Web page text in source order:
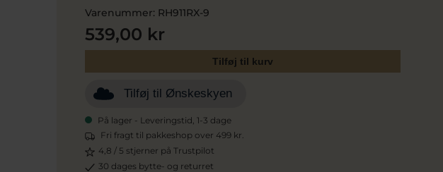
Varenummer: RH911RX-9
539,00 kr
Tilføj til kurv
Tilføj til Ønskeskyen
På lager - Leveringstid, 1-3 dage
Fri fragt til pakkeshop over 499 kr.
4,8 / 5 stjerner på Trustpilot
30 dages bytte- og returret